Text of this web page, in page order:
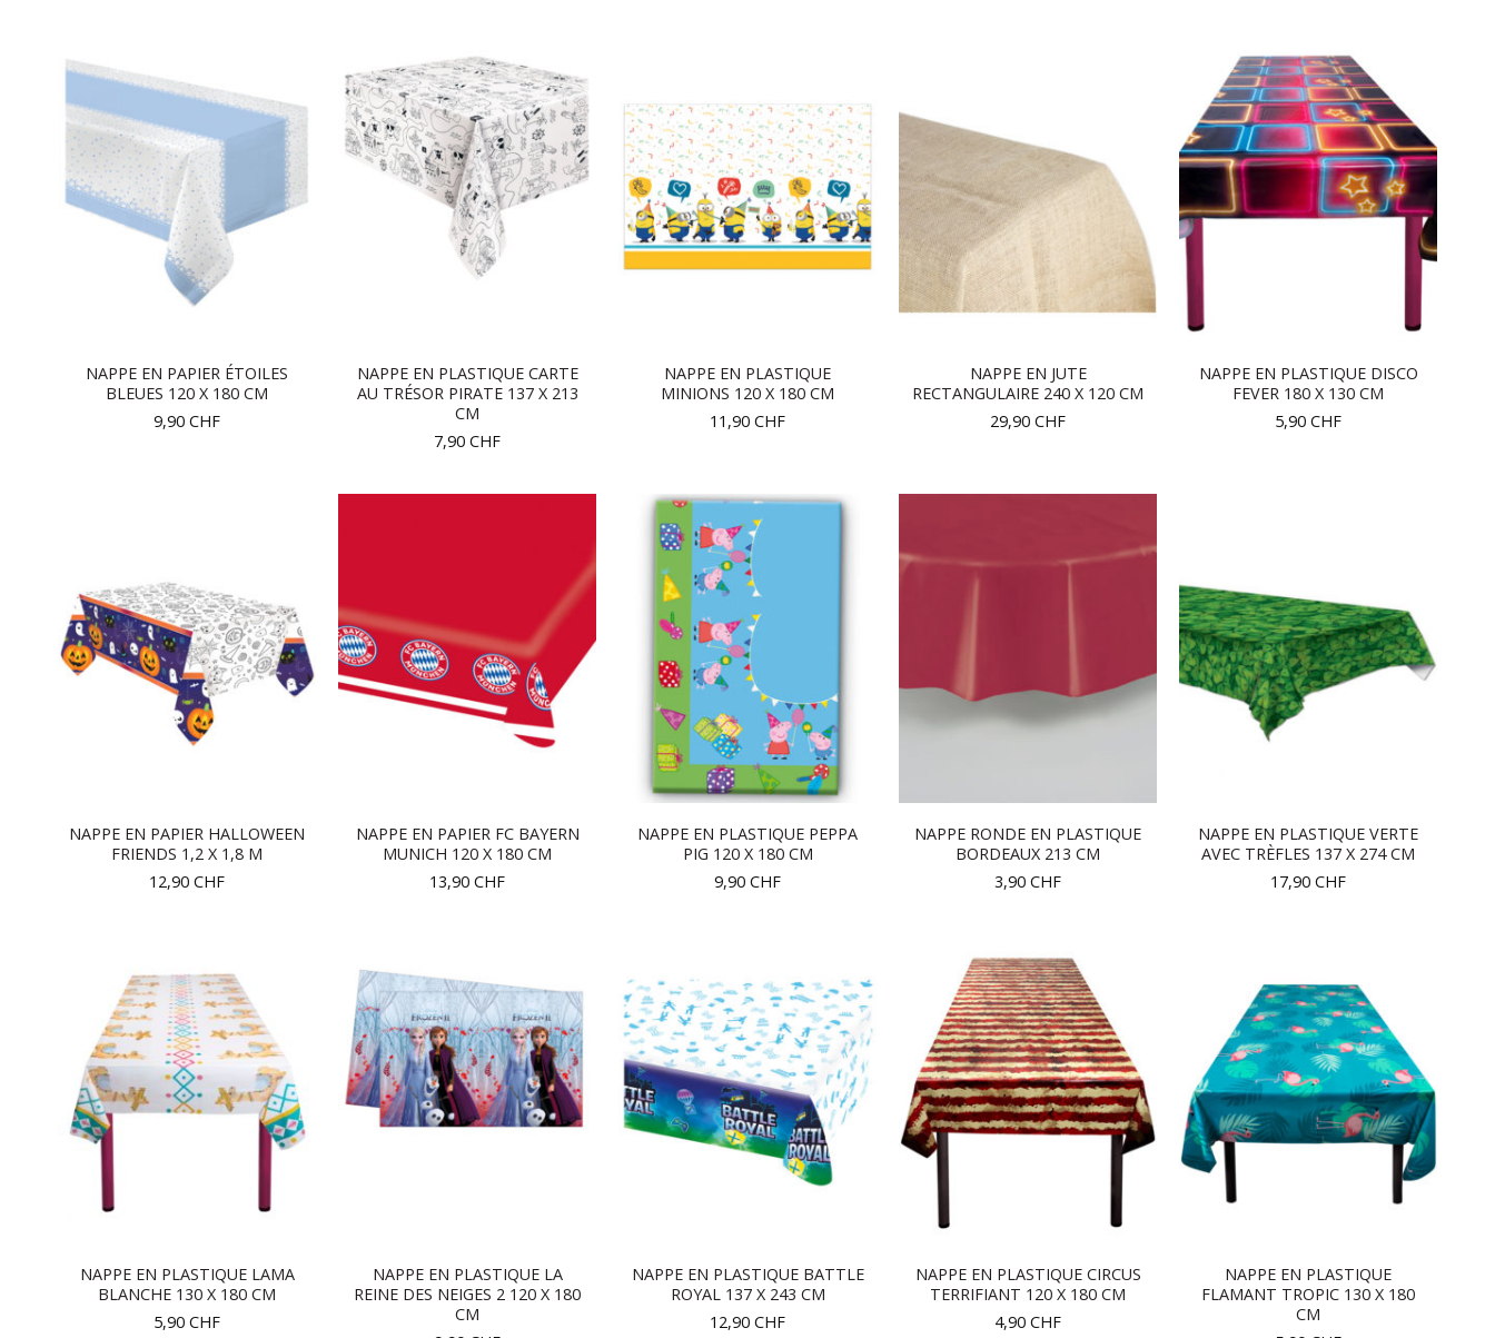
NAPPE EN PAPIER ÉTOILES
BLEUES 120 X 180 CM
9,90 CHF
NAPPE EN PLASTIQUE CARTE
AU TRÉSOR PIRATE 137 X 213
CM
7,90 CHF
NAPPE EN PLASTIQUE
MINIONS 120 X 180 CM
11,90 CHF
NAPPE EN JUTE
RECTANGULAIRE 240 X 120 CM
29,90 CHF
NAPPE EN PLASTIQUE DISCO
FEVER 180 X 130 CM
5,90 CHF
NAPPE EN PAPIER HALLOWEEN
FRIENDS 1,2 X 1,8 M
12,90 CHF
NAPPE EN PAPIER FC BAYERN
MUNICH 120 X 180 CM
13,90 CHF
NAPPE EN PLASTIQUE PEPPA
PIG 120 X 180 CM
9,90 CHF
NAPPE RONDE EN PLASTIQUE
BORDEAUX 213 CM
3,90 CHF
NAPPE EN PLASTIQUE VERTE
AVEC TRÈFLES 137 X 274 CM
17,90 CHF
NAPPE EN PLASTIQUE LAMA
BLANCHE 130 X 180 CM
5,90 CHF
NAPPE EN PLASTIQUE LA
REINE DES NEIGES 2 120 X 180
CM
NAPPE EN PLASTIQUE BATTLE
ROYAL 137 X 243 CM
12,90 CHF
NAPPE EN PLASTIQUE CIRCUS
TERRIFIANT 120 X 180 CM
4,90 CHF
NAPPE EN PLASTIQUE
FLAMANT TROPIC 130 X 180
CM